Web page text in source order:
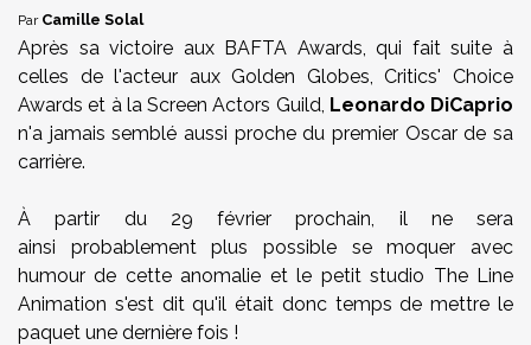
Par Camille Solal
Après sa victoire aux BAFTA Awards, qui fait suite à
celles de l'acteur aux Golden Globes, Critics' Choice
Awards et à la Screen Actors Guild, Leonardo DiCaprio
n'a jamais semblé aussi proche du premier Oscar de sa
carrière.
À partir du 29 février prochain, il ne sera
ainsi probablement plus possible se moquer avec
humour de cette anomalie et le petit studio The Line
Animation s'est dit qu'il était donc temps de mettre le
paquet une dernière fois !